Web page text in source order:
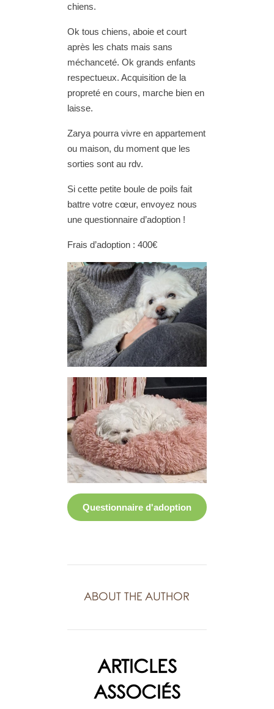
chiens.
Ok tous chiens, aboie et court
après les chats mais sans
méchanceté. Ok grands enfants
respectueux. Acquisition de la
propreté en cours, marche bien en
laisse.
Zarya pourra vivre en appartement
ou maison, du moment que les
sorties sont au rdv.
Si cette petite boule de poils fait
battre votre cœur, envoyez nous
une questionnaire d’adoption !
Frais d’adoption : 400€
Questionnaire d'adoption
ABOUT THE AUTHOR
ARTICLES
ASSOCIÉS